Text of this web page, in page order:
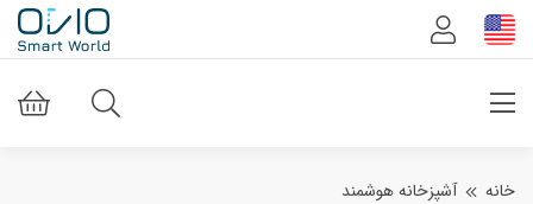
خانه آشپزخانه هوشمند